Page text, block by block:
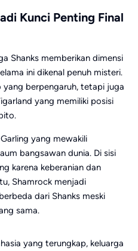
Kunci Penting Final
Shanks memberikan dimensi
ini dikenal penuh misteri.
yang berpengaruh, tetapi juga
yang memiliki posisi
yang mewakili
bangsawan dunia. Di sisi
karena keberanian dan
Shamrock menjadi
dari Shanks meski
sama.
yang terungkap, keluarga